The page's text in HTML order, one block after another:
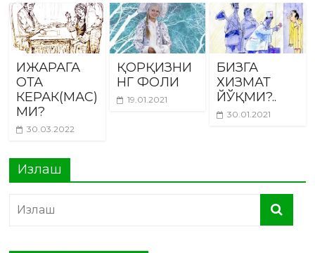
ИЖАРАГА
ОТА
КЕРАК(МАС)
МИ?
30.03.2022
ҚОРҚИЗНИ
НГ ФОЛИ
19.01.2021
БИЗГА
ХИЗМАТ
ЙЎҚМИ?..
30.01.2021
Излаш